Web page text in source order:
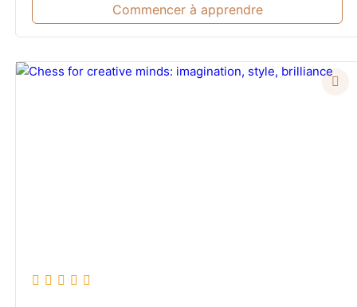
Commencer à apprendre